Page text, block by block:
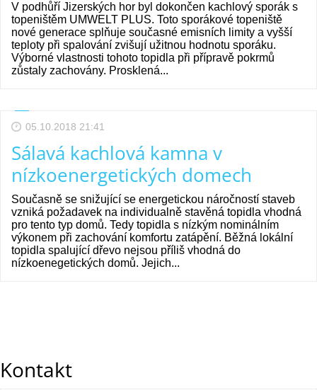
V podhůří Jizerských hor byl dokončen kachlový sporák s
topeništěm UMWELT PLUS. Toto sporákové topeniště
nové generace splňuje současné emisních limity a vyšší
teploty při spalování zvišují užitnou hodnotu sporáku.
Výborné vlastnosti tohoto topidla při přípravě pokrmů
zůstaly zachovány. Prosklená...
05.10.2018 21:41
Sálavá kachlová kamna v
nízkoenergetických domech
Současně se snižující se energetickou náročností staveb
vzniká požadavek na individualně stavěná topidla vhodná
pro tento typ domů. Tedy topidla s nízkým nominálním
výkonem při zachování komfortu zatápění. Běžná lokální
topidla spalující dřevo nejsou příliš vhodná do
nízkoenegetických domů. Jejich...
Kontakt